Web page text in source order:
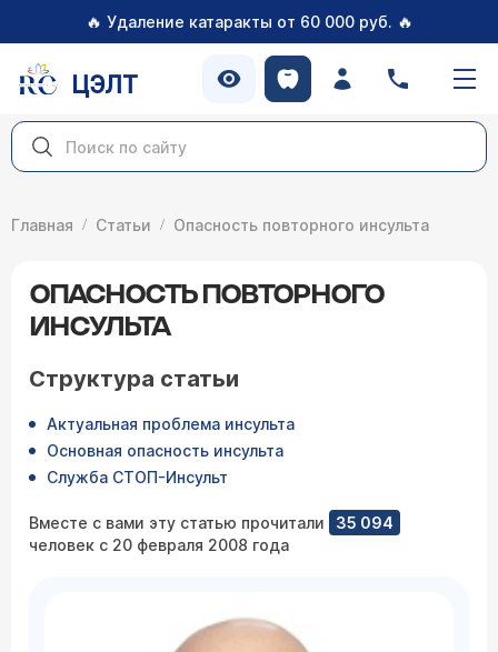
🔥 Удаление катаракты от 60 000 руб. 🔥
ЦЭЛТ
Главная Статьи Опасность повторного инсульта
ОПАСНОСТЬ ПОВТОРНОГО
ИНСУЛЬТА
Структура статьи
Актуальная проблема инсульта
Основная опасность инсульта
Служба СТОП-Инсульт
Вместе с вами эту статью прочитали
35 094
человек с 20 февраля 2008 года